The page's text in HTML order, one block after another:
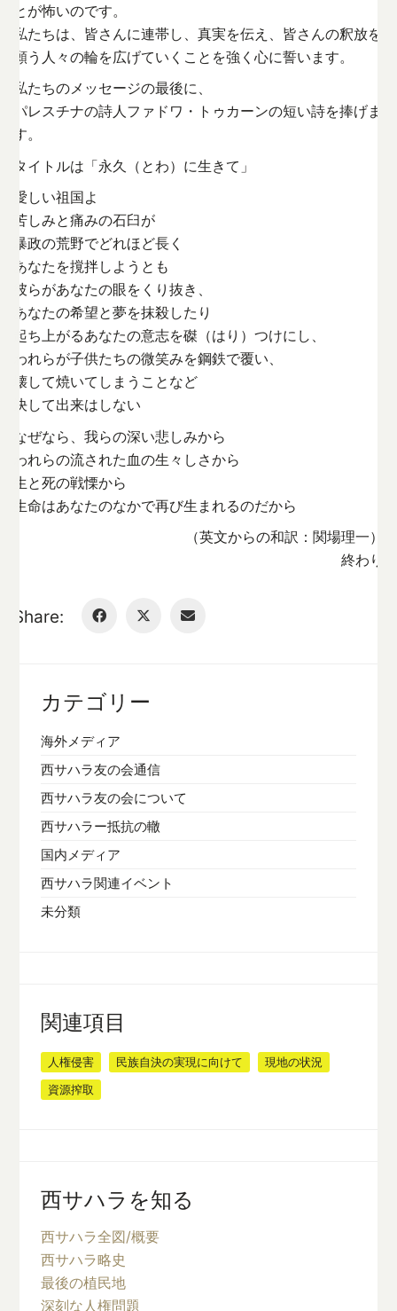
とが怖いのです。
私たちは、皆さんに連帯し、真実を伝え、皆さんの釈放を
願う人々の輪を広げていくことを強く心に誓います。
私たちのメッセージの最後に、
パレスチナの詩人ファドワ・トゥカーンの短い詩を捧げま
す。
タイトルは「永久（とわ）に生きて」
愛しい祖国よ
苦しみと痛みの石臼が
暴政の荒野でどれほど長く
あなたを撹拌しようとも
彼らがあなたの眼をくり抜き、
あなたの希望と夢を抹殺したり
起ち上がるあなたの意志を磔（はり）つけにし、
われらが子供たちの微笑みを鋼鉄で覆い、
壊して焼いてしまうことなど
決して出来はしない
なぜなら、我らの深い悲しみから
われらの流された血の生々しさから
生と死の戦慄から
生命はあなたのなかで再び生まれるのだから
（英文からの和訳：関場理一）
終わり
Share:
カテゴリー
海外メディア
西サハラ友の会通信
西サハラ友の会について
西サハラー抵抗の轍
国内メディア
西サハラ関連イベント
未分類
関連項目
人権侵害 民族自決の実現に向けて
現地の状況
資源搾取
西サハラを知る
西サハラ全図/概要
西サハラ略史
最後の植民地
深刻な人権問題